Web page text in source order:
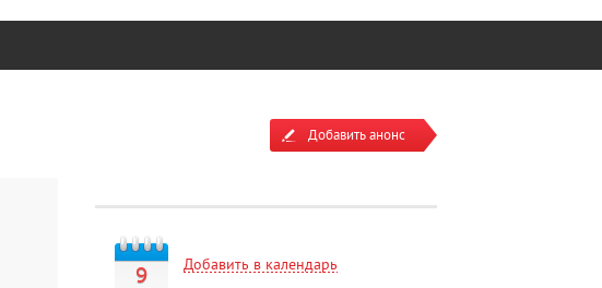
Добавить анонс
9 Добавить в календарь